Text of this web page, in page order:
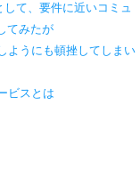
て、要件に近いコミュ
てみたが
ようにも頓挫してしまい
ビスとは